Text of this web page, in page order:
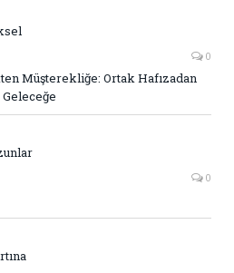
0
Müşterekliğe: Ortak Hafızadan
0